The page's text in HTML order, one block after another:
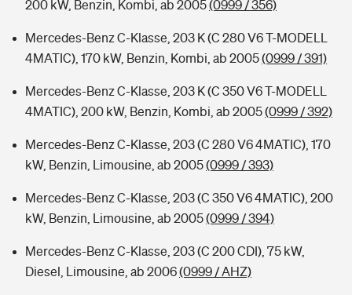
200 kW, Benzin, Kombi, ab 2005(0999 / 356)
Mercedes-Benz C-Klasse, 203 K (C 280 V6 T-MODELL
4MATIC), 170 kW, Benzin, Kombi, ab 2005(0999 / 391)
Mercedes-Benz C-Klasse, 203 K (C 350 V6 T-MODELL
4MATIC), 200 kW, Benzin, Kombi, ab 2005(0999 / 392)
Mercedes-Benz C-Klasse, 203 (C 280 V6 4MATIC), 170
kW, Benzin, Limousine, ab 2005(0999 / 393)
Mercedes-Benz C-Klasse, 203 (C 350 V6 4MATIC), 200
kW, Benzin, Limousine, ab 2005(0999 / 394)
Mercedes-Benz C-Klasse, 203 (C 200 CDI), 75 kW,
Diesel, Limousine, ab 2006(0999 / AHZ)